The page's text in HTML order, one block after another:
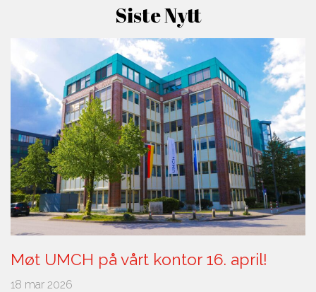
Siste Nytt
Møt UMCH på vårt kontor 16. april!
18 mar 2026